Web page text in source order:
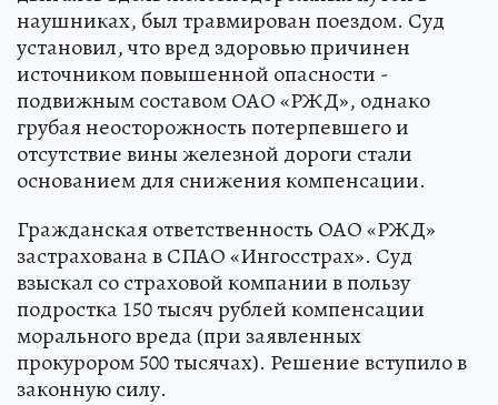
наушниках, был травмирован поездом. Суд
установил, что вред здоровью причинен
источником повышенной опасности -
подвижным составом ОАО «РЖД», однако
грубая неосторожность потерпевшего и
отсутствие вины железной дороги стали
основанием для снижения компенсации.
Гражданская ответственность ОАО «РЖД»
застрахована в СПАО «Ингосстрах». Суд
взыскал со страховой компании в пользу
подростка 150 тысяч рублей компенсации
морального вреда (при заявленных
прокурором 500 тысячах). Решение вступило в
законную силу.